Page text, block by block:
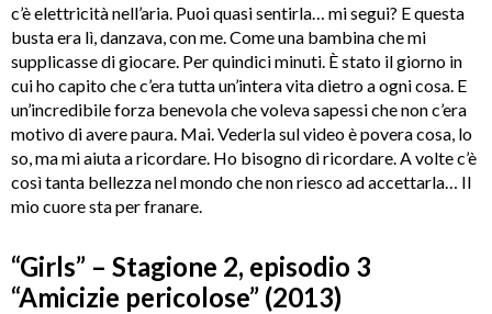
c’è elettricità nell’aria. Puoi quasi sentirla… mi segui? E questa
busta era lì, danzava, con me. Come una bambina che mi
supplicasse di giocare. Per quindici minuti. È stato il giorno in
cui ho capito che c’era tutta un’intera vita dietro a ogni cosa. E
un’incredibile forza benevola che voleva sapessi che non c’era
motivo di avere paura. Mai. Vederla sul video è povera cosa, lo
so, ma mi aiuta a ricordare. Ho bisogno di ricordare. A volte c’è
così tanta bellezza nel mondo che non riesco ad accettarla… Il
mio cuore sta per franare.
“Girls” – Stagione 2, episodio 3
“Amicizie pericolose” (2013)